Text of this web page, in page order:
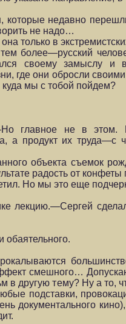
недавно
не надо…
только в
более—русский
своему замыслу и
где они обросли
куда мы с тобой пойдем?
главное не в этом.
а продукт их
объекта съемок
радость от
Но мы это еще
сделал
смешного…
другую тему? Ну а то,
подставки,
документального